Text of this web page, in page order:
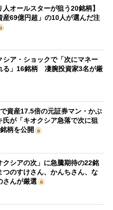
人オールスターが狙う20銘柄】
産69億円超」の10人が選んだ注
シア・ショックで「次にマネー
る」16銘柄 凄腕投資家3名が厳
資産17.5倍の元証券マン・かぶ
氏が「キオクシア急落で次に狙
柄を公開
クシアの次」に急騰期待の22銘
のすけさん、かんちさん、な
さんが厳選